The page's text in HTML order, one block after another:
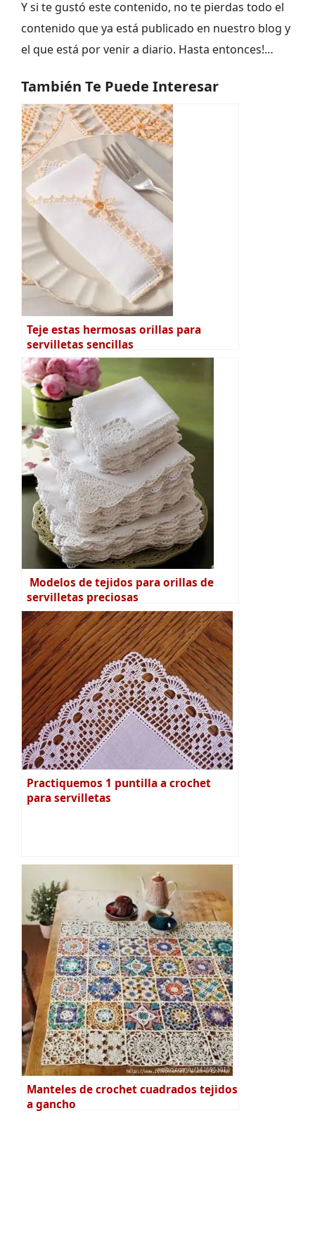
Y si te gustó este contenido, no te pierdas todo el
contenido que ya está publicado en nuestro blog y
el que está por venir a diario. Hasta entonces!…
También Te Puede Interesar
Teje estas hermosas orillas para
servilletas sencillas
Modelos de tejidos para orillas de
servilletas preciosas
Practiquemos 1 puntilla a crochet
para servilletas
Manteles de crochet cuadrados tejidos
a gancho